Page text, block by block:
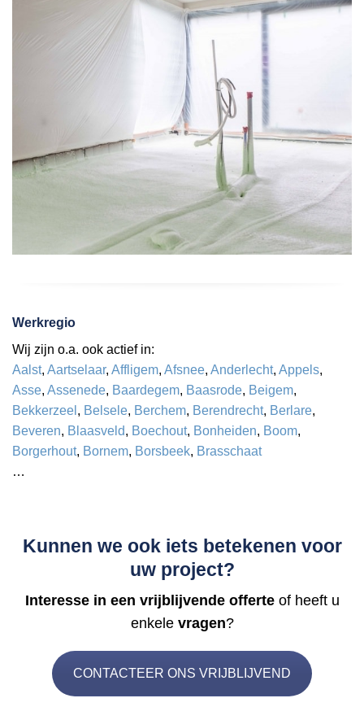
Werkregio
Wij zijn o.a. ook actief in:
Aalst, Aartselaar, Affligem, Afsnee, Anderlecht, Appels,
Asse, Assenede, Baardegem, Baasrode, Beigem,
Bekkerzeel , Belsele, Berchem, Berendrecht, Berlare,
Beveren, Blaasveld, Boechout, Bonheiden, Boom,
Borgerhout, Bornem, Borsbeek, Brasschaat
…
Kunnen we ook iets betekenen voor
uw project?
Interesse in een vrijblijvende offerte of heeft u
enkelevragen?
CONTACTEER ONS VRIJBLIJVEND